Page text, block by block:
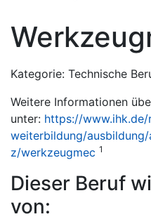
Kategorie: Technische
Weitere Informationen
unter: https://
weiterbildung/
z/werkzeugmec 1
Dieser Beruf
von: